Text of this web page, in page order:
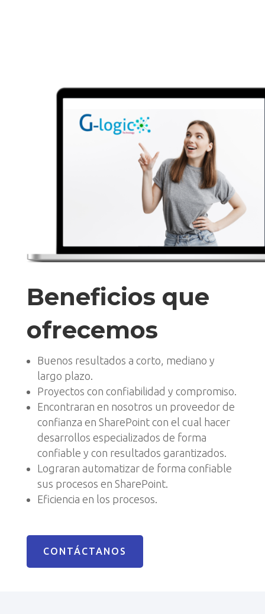
Beneficios que
ofrecemos
Buenos resultados a corto, mediano y
largo plazo.
Proyectos con confiabilidad y compromiso.
Encontraran en nosotros un proveedor de
confianza en SharePoint con el cual hacer
desarrollos especializados de forma
confiable y con resultados garantizados.
Lograran automatizar de forma confiable
sus procesos en SharePoint.
Eficiencia en los procesos.
CONTÁCTANOS